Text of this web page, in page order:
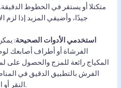
متكتلا أو يستقر في الخطوط
جيدًا، وأضيفي المزيد إذا
استخدمي الأدوات الصحيحة:
الفرشاة أو أطراف أصابعك
المكياج رائعة للمزج والحصول على
الفرش بالتطبيق الدقيق في
النقر أو التنقيط لمزج المنتج بالتساوي.